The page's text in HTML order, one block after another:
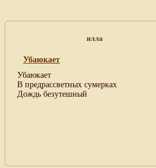
илла
Убаюкает
Убаюкает
В предрассветных сумерках
Дождь безутешный